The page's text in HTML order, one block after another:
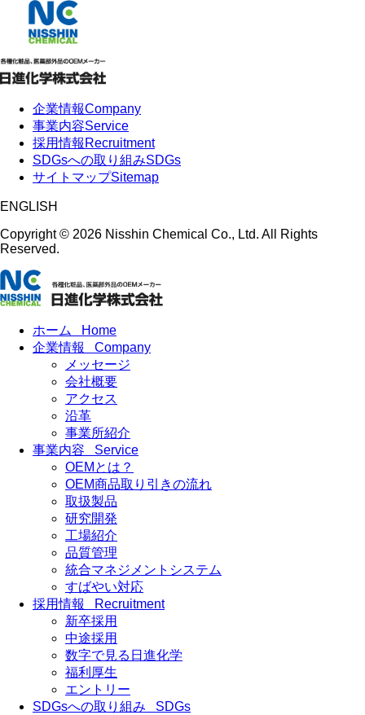
企業情報Company
事業内容Service
採用情報 Recruitment
SDGsへの取り組みSDGs
サイトマップSitemap
ENGLISH
Copyright © 2026 Nisshin Chemical Co., Ltd. All Rights
Reserved.
ホーム
Home
企業情報 Company
メッセージ
会社概要
アクセス
沿革
事業所紹介
事業内容 Service
OEMとは？
OEM商品取り引きの流れ
取扱製品
研究開発
工場紹介
品質管理
統合マネジメントシステム
すばやい対応
採用情報
Recruitment
新卒採用
中途採用
数字で見る日進化学
福利厚生
エントリー
SDGsへの取り組み SDGs